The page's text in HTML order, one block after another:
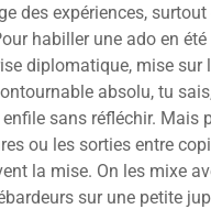
des expériences,
habiller une ado en
diplomatique, mise sur
absolu, tu
enfile sans réfléchir. Mais
ou les sorties entre
la mise. On les mixe
sur une petite